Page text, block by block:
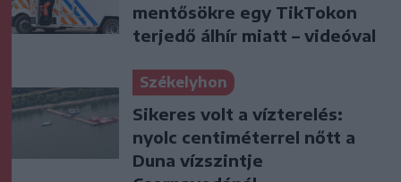
mentősökre egy TikTokon
terjedő álhír miatt – videóval
Székelyhon
Sikeres volt a vízterelés:
nyolc centiméterrel nőtt a
Duna vízszintje